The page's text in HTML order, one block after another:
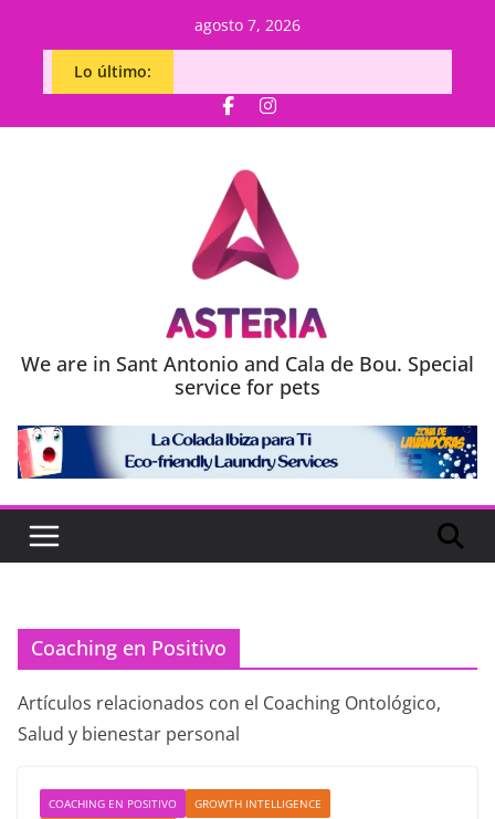
contenido
agosto 7, 2026
Lo último:
We are in Sant Antonio and Cala de Bou. Special
service for pets
Coaching en Positivo
Artículos relacionados con el Coaching Ontológico,
Salud y bienestar personal
COACHING EN POSITIVO
GROWTH INTELLIGENCE